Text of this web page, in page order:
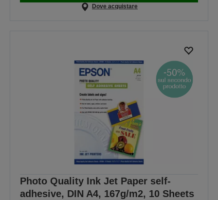
Dove acquistare
Photo Quality Ink Jet Paper self-
adhesive, DIN A4, 167g/m2, 10 Sheets